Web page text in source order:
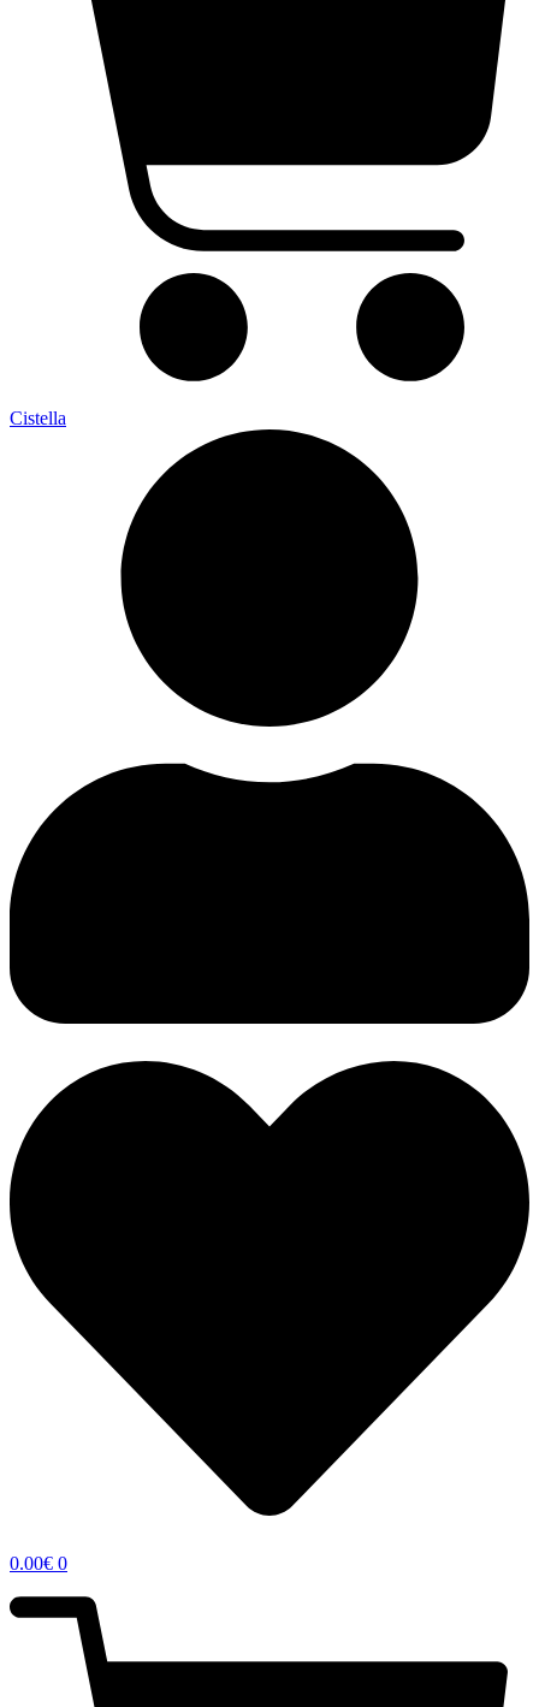
Cistella
0.00€ 0